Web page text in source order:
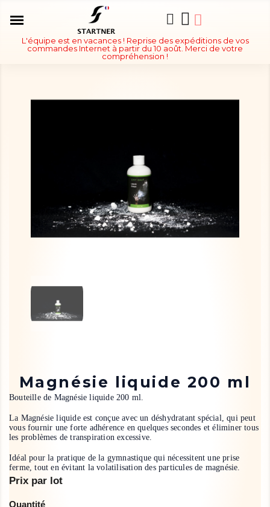
L'équipe est en vacances ! Reprise des expéditions de vos
commandes Internet à partir du 10 août. Merci de votre
compréhension !
Magnésie liquide 200 ml
Bouteille de Magnésie liquide 200 ml.
La Magnésie liquide est conçue avec un déshydratant spécial, qui peut
vous fournir une forte adhérence en quelques secondes et éliminer tous
les problèmes de transpiration excessive.
Idéal pour la pratique de la gymnastique qui nécessitent une prise
ferme, tout en évitant la volatilisation des particules de magnésie.
Prix par lot
Quantité